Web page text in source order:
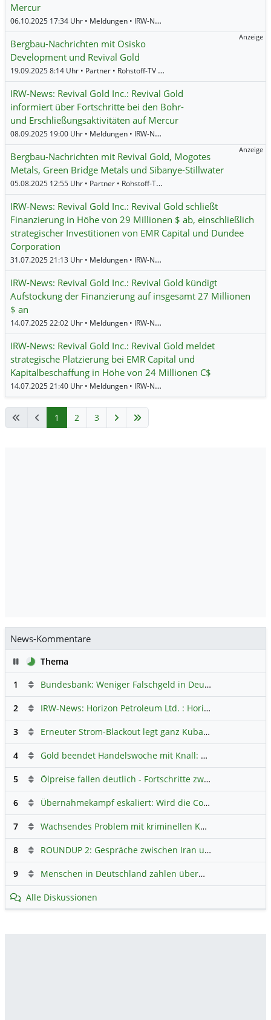
Mercur
06.10.2025 17:34 Uhr • Meldungen • IRW-News •
Bergbau-Nachrichten mit Osisko
Development und Revival Gold
19.09.2025 8:14 Uhr • Partner • Rohstoff-TV •Revival Gold
Anzeige
IRW-News: Revival Gold Inc.: Revival Gold
informiert über Fortschritte bei den Bohr-
und Erschließungsaktivitäten auf Mercur
08.09.2025 19:00 Uhr • Meldungen • IRW-News •
Bergbau-Nachrichten mit Revival Gold, Mogotes
Metals, Green Bridge Metals und Sibanye-Stillwater
05.08.2025 12:55 Uhr • Partner • Rohstoff-TV •
Anzeige
IRW-News: Revival Gold Inc.: Revival Gold schließt
Finanzierung in Höhe von 29 Millionen $ ab, einschließlich
strategischer Investitionen von EMR Capital und Dundee
Corporation
31.07.2025 21:13 Uhr • Meldungen • IRW-News •
IRW-News: Revival Gold Inc.: Revival Gold kündigt
Aufstockung der Finanzierung auf insgesamt 27 Millionen
$ an
14.07.2025 22:02 Uhr • Meldungen • IRW-News •
IRW-News: Revival Gold Inc.: Revival Gold meldet
strategische Platzierung bei EMR Capital und
Kapitalbeschaffung in Höhe von 24 Millionen C$
14.07.2025 21:40 Uhr • Meldungen • IRW-News •
1 2 3
News-Kommentare
PauseThema
1
Bundesbank: Weniger Falschgeld in Deutschland
2 IRW-News: Horizon Petroleum Ltd. : Horizon Petroleum beginnt mit der Testförderung im Projekt Lachowice in Polen und schließt die Platzierung einer überzeichneten Wandelanleihe ab
3 Erneuter Strom-Blackout legt ganz Kuba lahm
4 Gold beendet Handelswoche mit Knall: Barrick Mining – Ist diese Aktie wieder ein Kauf?
5 Ölpreise fallen deutlich - Fortschritte zwischen USA und Iran belasten
6 Übernahmekampf eskaliert: Wird die Commerzbank italienisch?
7 Wachsendes Problem mit kriminellen Kunden im Online-Handel
8 ROUNDUP 2: Gespräche zwischen Iran und USA starten - Vance optimistisch
9 Menschen in Deutschland zahlen überwiegend ohne Bargeld
Alle Diskussionen